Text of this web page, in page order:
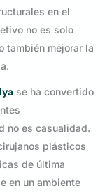
en el
no es solo
también mejorar la
se ha convertido
no es casualidad.
plásticos
de última
en un ambiente